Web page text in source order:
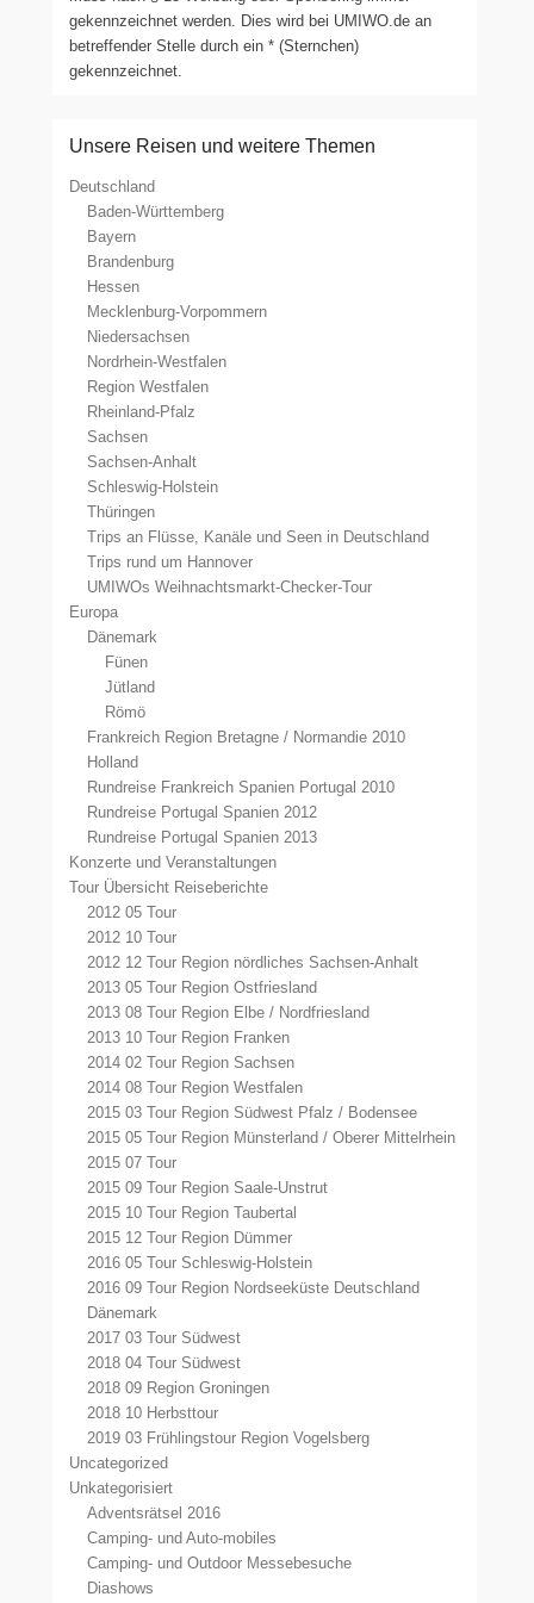
gekennzeichnet werden. Dies wird bei UMIWO.de an
betreffender Stelle durch ein * (Sternchen)
gekennzeichnet.
Unsere Reisen und weitere Themen
Deutschland
Baden-Württemberg
Bayern
Brandenburg
Hessen
Mecklenburg-Vorpommern
Niedersachsen
Nordrhein-Westfalen
Region Westfalen
Rheinland-Pfalz
Sachsen
Sachsen-Anhalt
Schleswig-Holstein
Thüringen
Trips an Flüsse, Kanäle und Seen in Deutschland
Trips rund um Hannover
UMIWOs Weihnachtsmarkt-Checker-Tour
Europa
Dänemark
Fünen
Jütland
Römö
Frankreich Region Bretagne / Normandie 2010
Holland
Rundreise Frankreich Spanien Portugal 2010
Rundreise Portugal Spanien 2012
Rundreise Portugal Spanien 2013
Konzerte und Veranstaltungen
Tour Übersicht Reiseberichte
2012 05 Tour
2012 10 Tour
2012 12 Tour Region nördliches Sachsen-Anhalt
2013 05 Tour Region Ostfriesland
2013 08 Tour Region Elbe / Nordfriesland
2013 10 Tour Region Franken
2014 02 Tour Region Sachsen
2014 08 Tour Region Westfalen
2015 03 Tour Region Südwest Pfalz / Bodensee
2015 05 Tour Region Münsterland / Oberer Mittelrhein
2015 07 Tour
2015 09 Tour Region Saale-Unstrut
2015 10 Tour Region Taubertal
2015 12 Tour Region Dümmer
2016 05 Tour Schleswig-Holstein
2016 09 Tour Region Nordseeküste Deutschland
Dänemark
2017 03 Tour Südwest
2018 04 Tour Südwest
2018 09 Region Groningen
2018 10 Herbsttour
2019 03 Frühlingstour Region Vogelsberg
Uncategorized
Unkategorisiert
Adventsrätsel 2016
Camping- und Auto-mobiles
Camping- und Outdoor Messebesuche
Diashows